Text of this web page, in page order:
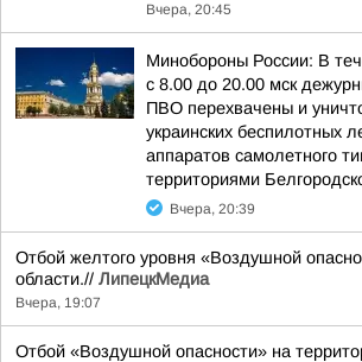
Вчера, 20:45
Минобороны России: В
с 8.00 до 20.00 мск
ПВО перехвачены и
украинских беспилотных
аппаратов самолетного
территориями
Вчера, 20:39
Отбой желтого уровня «Воздушной
области.// ЛипецкМедиа
Вчера, 19:07
Отбой «Воздушной опасности» на